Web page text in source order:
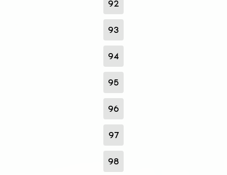
92
93
94
95
96
97
98